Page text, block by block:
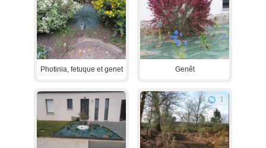
Photinia, fetuque et genet Genêt
1